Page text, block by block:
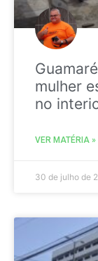
mulher
no
VER MATÉRIA »
30 de julho de